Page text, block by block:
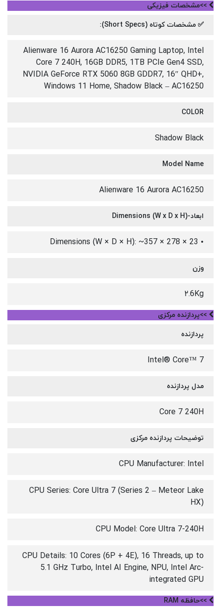
>>مشخصات فیزیکی
✅ مشخصات کوتاه (Short Specs):
Alienware 16 Aurora AC16250 Gaming Laptop, Intel
Core 7 240H, 16GB DDR5, 1TB PCIe Gen4 SSD,
NVIDIA GeForce RTX 5060 8GB GDDR7, 16″ QHD+,
Windows 11 Home, Shadow Black – AC16250
COLOR
Shadow Black
Model Name
Alienware 16 Aurora AC16250
ابعاد-Dimensions (W x D x H)
• Dimensions (W × D × H): ~357 × 278 × 23
وزن
۲.6Kg
>>پردازنده مرکزی
پردازنده
Intel® Core™ 7
مدل پردازنده
Core 7 240H
توضیحات پردازنده مرکزی
CPU Manufacturer: Intel
CPU Series: Core Ultra 7 (Series 2 – Meteor Lake
HX)
CPU Model: Core Ultra 7-240H
CPU Details: 10 Cores (6P + 4E), 16 Threads, up to
5.1 GHz Turbo, Intel AI Engine, NPU, Intel Arc-
integrated GPU
>>حافظه RAM